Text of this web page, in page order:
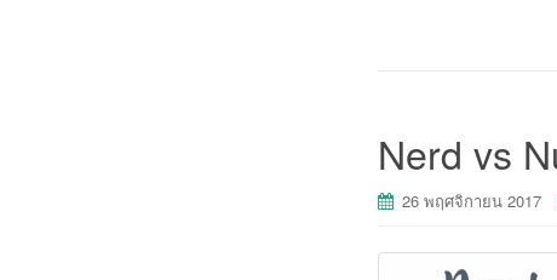
Nerd vs
26 พฤศจิกายน 2017